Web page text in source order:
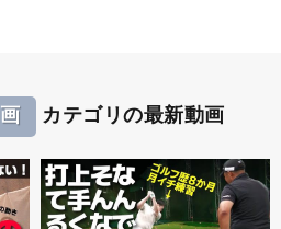
カテゴリの最新動画